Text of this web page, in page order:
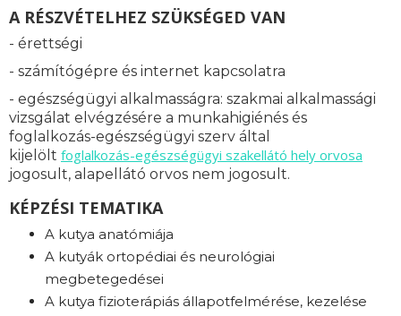
A RÉSZVÉTELHEZ SZÜKSÉGED VAN
- érettségi
- számítógépre és internet kapcsolatra
- egészségügyi alkalmasságra: szakmai alkalmassági
vizsgálat elvégzésére a munkahigiénés és
foglalkozás-egészségügyi szerv által
kijelölt foglalkozás-egészségügyi szakellátó hely orvosa
jogosult, alapellátó orvos nem jogosult.
KÉPZÉSI TEMATIKA
A kutya anatómiája
A kutyák ortopédiai és neurológiai
megbetegedései
A kutya fizioterápiás állapotfelmérése, kezelése